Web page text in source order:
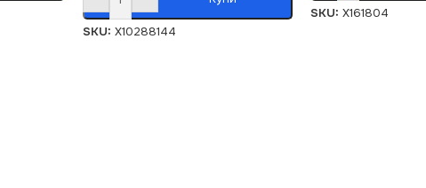
SKU: X10288144
SKU:X161804